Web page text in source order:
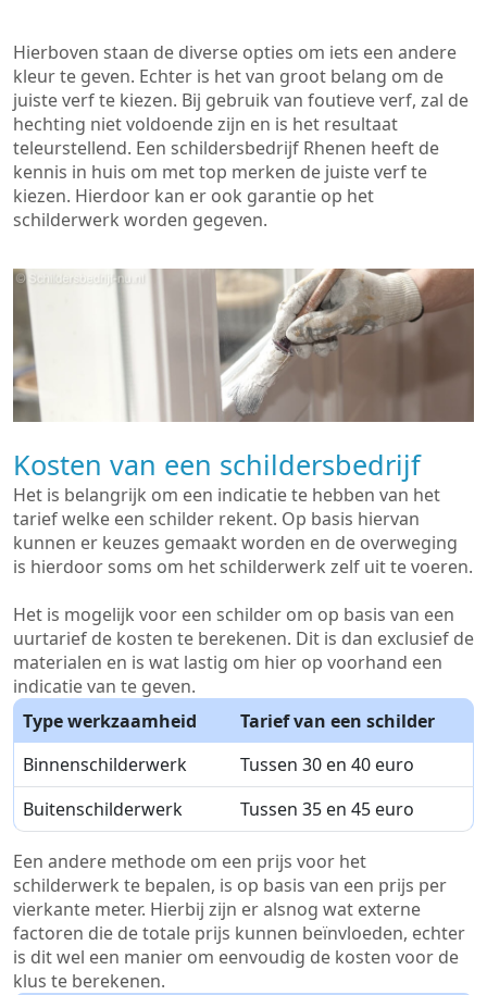
Hierboven staan de diverse opties om iets een andere
kleur te geven. Echter is het van groot belang om de
juiste verf te kiezen. Bij gebruik van foutieve verf, zal de
hechting niet voldoende zijn en is het resultaat
teleurstellend. Een schildersbedrijf Rhenen heeft de
kennis in huis om met top merken de juiste verf te
kiezen. Hierdoor kan er ook garantie op het
schilderwerk worden gegeven.
Kosten van een schildersbedrijf
Het is belangrijk om een indicatie te hebben van het
tarief welke een schilder rekent. Op basis hiervan
kunnen er keuzes gemaakt worden en de overweging
is hierdoor soms om het schilderwerk zelf uit te voeren.
Het is mogelijk voor een schilder om op basis van een
uurtarief de kosten te berekenen. Dit is dan exclusief de
materialen en is wat lastig om hier op voorhand een
indicatie van te geven.
Type werkzaamheid
Tarief van een schilder
Binnenschilderwerk
Tussen 30 en 40 euro
Buitenschilderwerk
Tussen 35 en 45 euro
Een andere methode om een prijs voor het
schilderwerk te bepalen, is op basis van een prijs per
vierkante meter. Hierbij zijn er alsnog wat externe
factoren die de totale prijs kunnen beïnvloeden, echter
is dit wel een manier om eenvoudig de kosten voor de
klus te berekenen.